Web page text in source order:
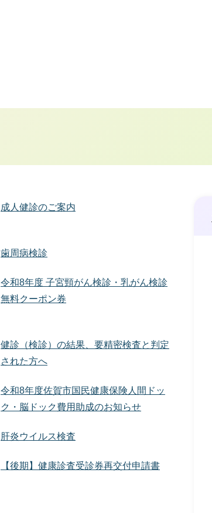
成人健診のご案内
歯周病検診
令和8年度 子宮頸がん検診・乳がん検診
無料クーポン券
健診（検診）の結果、要精密検査と判定
された方へ
令和8年度佐賀市国民健康保険人間ドッ
ク・脳ドック費用助成のお知らせ
肝炎ウイルス検査
【後期】健康診査受診券再交付申請書